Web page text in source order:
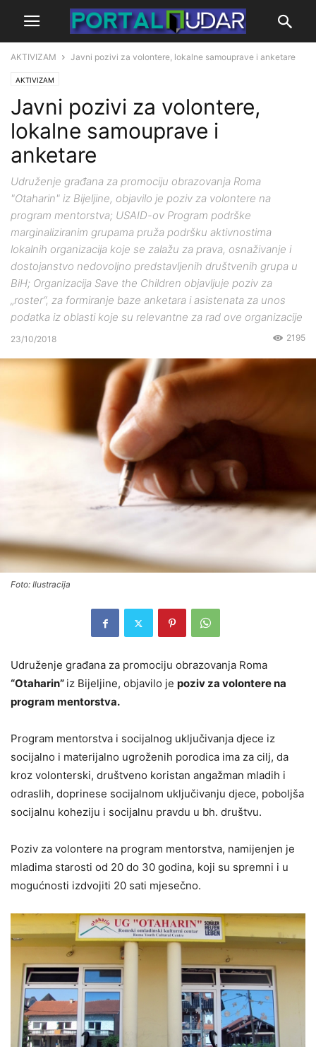
AKTIVIZAM Javni pozivi za volontere, lokalne samouprave i anketare
AKTIVIZAM
Javni pozivi za volontere,
lokalne samouprave i
anketare
Udruženje građana za promociju obrazovanja Roma
"Otaharin" iz Bijeljine, objavilo je poziv za volontere na
program mentorstva; USAID-ov Program podrške
marginaliziranim grupama pruža podršku aktivnostima
lokalnih organizacija koje se zalažu za prava, osnaživanje i
dostojanstvo nedovoljno predstavljenih društvenih grupa u
BiH; Organizacija Save the Children objavljuje poziv za
„roster“, za formiranje baze anketara i asistenata za unos
podatka iz oblasti koje su relevantne za rad ove organizacije
23/10/2018 2195
Foto: Ilustracija
Udruženje građana za promociju obrazovanja Roma
“Otaharin” iz Bijeljine, objavilo je poziv za volontere na
program mentorstva.
Program mentorstva i socijalnog uključivanja djece iz
socijalno i materijalno ugroženih porodica ima za cilj, da
kroz volonterski, društveno koristan angažman mladih i
odraslih, doprinese socijalnom uključivanju djece, poboljša
socijalnu koheziju i socijalnu pravdu u bh. društvu.
Poziv za volontere na program mentorstva, namijenjen je
mladima starosti od 20 do 30 godina, koji su spremni i u
mogućnosti izdvojiti 20 sati mjesečno.